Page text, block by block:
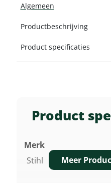
Product
Merk
Stihl
Meer
Algemeen
Productbeschrijving
Product specificaties